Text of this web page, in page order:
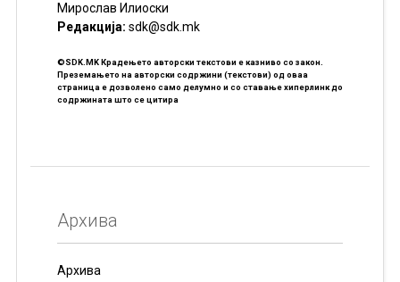
Мирослав Илиоски
Редакцијa: sdk@sdk.mk
©SDK.MK Крадењето авторски текстови е казниво со закон.
Преземањето на авторски содржини (текстови) од оваа
страница е дозволено само делумно и со ставање хиперлинк до
содржината што се цитира
Архива
Архива